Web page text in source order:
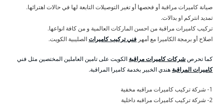
صيانة كاميرات مراقبة أو فحصها أو تغير التوصيلات التابعة لها في حالات اهترائها.
تمديد انتركم او بدالات.
تركيب كاميرات مراقبة من احسن الماركات العالمية و من كافة انواعها.
اصلاح أو برمجة الكاميرا مع أمهر فني تركيب كاميراتالصليبية الكويت.
كما تحرصشركات كاميرات مراقبة الكويت على تامين العاملين المختصين مثل فني
كاميرات المراقبة هندي الخبير بخدمة كاميرا المراقبة.
1- شركة تركيب كاميرات مراقبه مخفية
2- شركة تركيب كاميرات مراقبه داخلية